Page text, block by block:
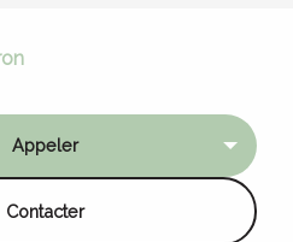
Appeler
Contacter